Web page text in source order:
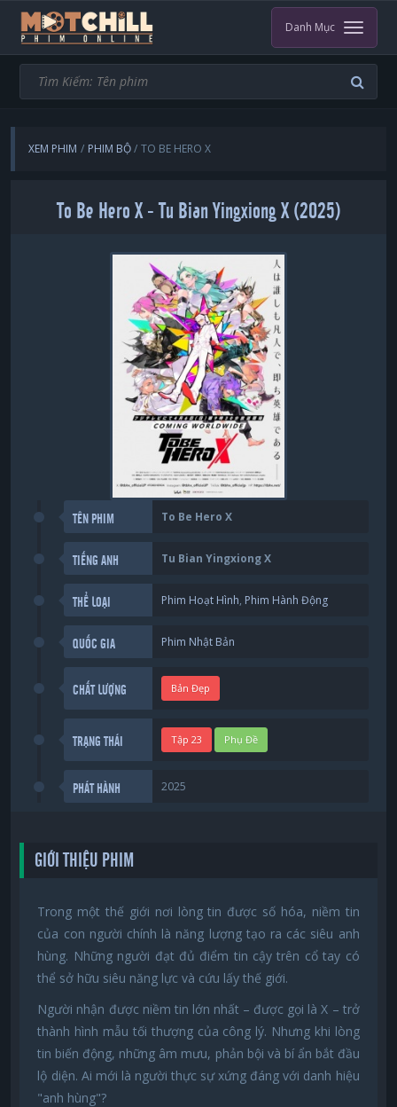
Danh Mục
XEM PHIM PHIM BỘ TO BE HERO X
To Be Hero X - Tu Bian Yingxiong X (2025)
TÊN PHIM To Be Hero X
TIẾNG ANH Tu Bian Yingxiong X
THỂ LOẠI Phim Hoạt Hình, Phim Hành Động
QUỐC GIA Phim Nhật Bản
CHẤT LƯỢNG Bản Đẹp
TRẠNG THÁI Tập 23 Phụ Đề
PHÁT HÀNH 2025
GIỚI THIỆU PHIM
Trong một thế giới nơi lòng tin được số hóa, niềm tin
của con người chính là năng lượng tạo ra các siêu anh
hùng. Những người đạt đủ điểm tin cậy trên cổ tay có
thể sở hữu siêu năng lực và cứu lấy thế giới.
Người nhận được niềm tin lớn nhất – được gọi là X – trở
thành hình mẫu tối thượng của công lý. Nhưng khi lòng
tin biến động, những âm mưu, phản bội và bí ẩn bắt đầu
lộ diện. Ai mới là người thực sự xứng đáng với danh hiệu
"anh hùng"?